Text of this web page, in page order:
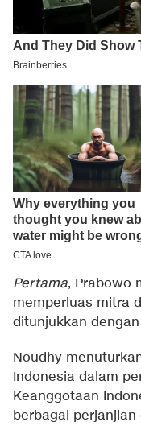
Pertama, Prabowo
memperluas mitra
ditunjukkan dengan
Noudhy
Indonesia dalam
Keanggotaan
berbagai